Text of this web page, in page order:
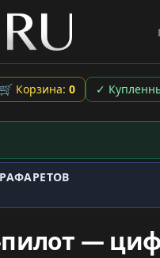
🛒 Корзина: 0 ✓
—